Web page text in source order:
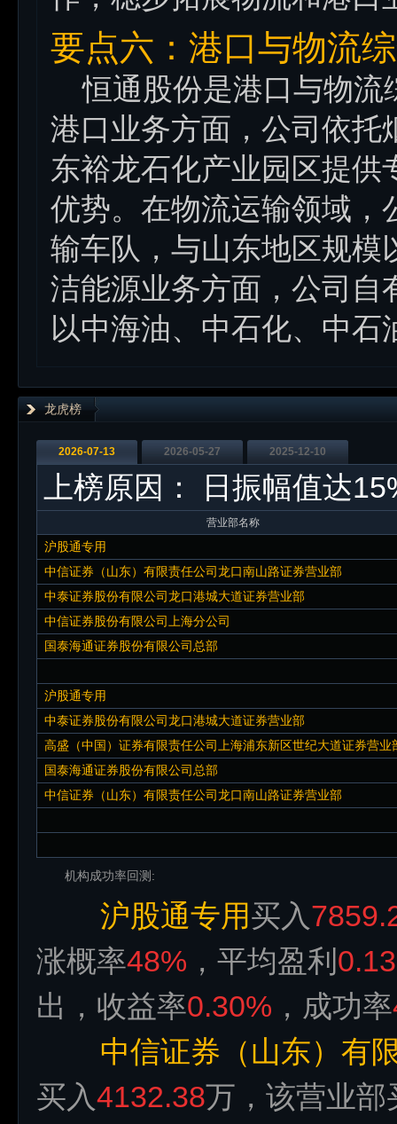
要点六：港口与物流
恒通股份是港口与物流
港口业务方面，公司依托
东裕龙石化产业园区提
优势。在物流运输领域，
输车队，与山东地区规模
洁能源业务方面，公司自
以中海油、中石化、中石
龙虎榜
2026-07-13 2026-05-27 2025-12-10
上榜原因： 日振幅值达
营业部名称
沪股通专用
中信证券（山东）有限责任公司龙口南山路证券营业部
中泰证券股份有限公司龙口港城大道证券营业部
中信证券股份有限公司上海分公司
国泰海通证券股份有限公司总部
沪股通专用
中泰证券股份有限公司龙口港城大道证券营业部
高盛（中国）证券有限责任公司上海浦东新区世纪大道证券营业
国泰海通证券股份有限公司总部
中信证券（山东）有限责任公司龙口南山路证券营业部
机构成功率回测:
沪股通专用买入
涨概率48% ，平均盈利
出，收益率0.30% ，成功率
中信证券（山东）有
买入4132.38万，该营业部